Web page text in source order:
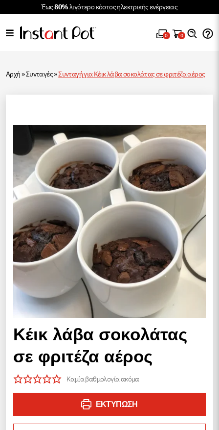
Έως80%λιγότερο κόστος ηλεκτρικής ενέργειας
0 0
Αρχή»Συνταγές»Συνταγή για Κέικ λάβα σοκολάτας σε φριτέζα αέρος
Κέικ λάβα σοκολάτας
σε φριτέζα αέρος
Καμία βαθμολογία ακόμα
ΕΚΤΎΠΩΣΗ